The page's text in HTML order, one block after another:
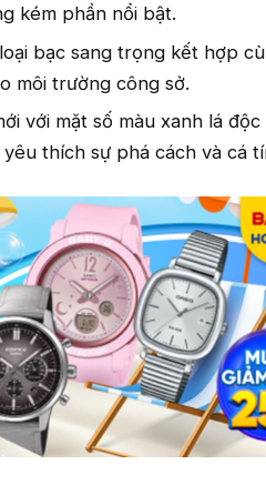
kém phần nổi bật.
bạc sang trọng kết hợp
môi trường công sở.
với mặt số màu xanh lá
thích sự phá cách và cá